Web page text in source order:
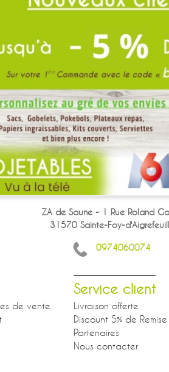
ZA de Saune - 1 Rue Roland
31570 Sainte-Foy-
0974060074
de vente
Service client
Livraison offerte
Discount 5% de Remise
Partenaires
Nous contacter